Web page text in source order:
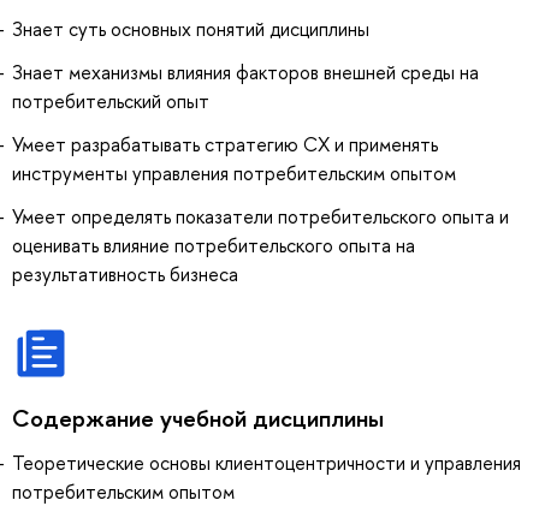
Знает суть основных понятий дисциплины
Знает механизмы влияния факторов внешней среды на
потребительский опыт
Умеет разрабатывать стратегию СХ и применять
инструменты управления потребительским опытом
Умеет определять показатели потребительского опыта и
оценивать влияние потребительского опыта на
результативность бизнеса
Содержание учебной дисциплины
Теоретические основы клиентоцентричности и управления
потребительским опытом